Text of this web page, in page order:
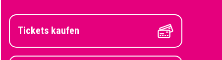
Tickets kaufen